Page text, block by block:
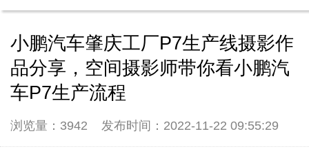
小鹏汽车肇庆工厂P7生产线摄影作
品分享，空间摄影师带你看小鹏汽
车P7生产流程
浏览量：3942 发布时间：2022-11-22 09:55:29